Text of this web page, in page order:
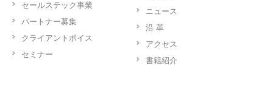
セールステック事業
パートナー募集
クライアントボイス
セミナー
ニュース
沿 革
アクセス
書籍紹介